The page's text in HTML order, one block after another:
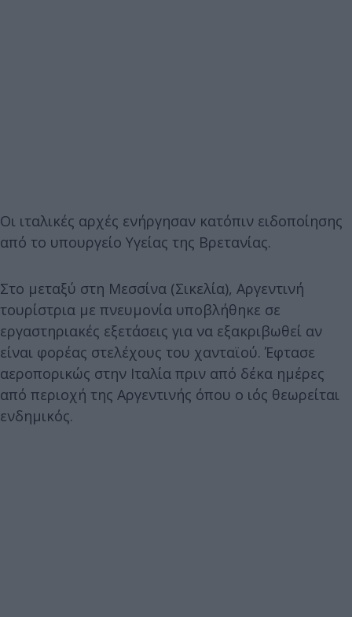
Οι ιταλικές αρχές ενήργησαν κατόπιν ειδοποίησης
από το υπουργείο Υγείας της Βρετανίας.
Στο μεταξύ στη Μεσσίνα (Σικελία), Αργεντινή
τουρίστρια με πνευμονία υποβλήθηκε σε
εργαστηριακές εξετάσεις για να εξακριβωθεί αν
είναι φορέας στελέχους του χανταϊού. Έφτασε
αεροπορικώς στην Ιταλία πριν από δέκα ημέρες
από περιοχή της Αργεντινής όπου ο ιός θεωρείται
ενδημικός.